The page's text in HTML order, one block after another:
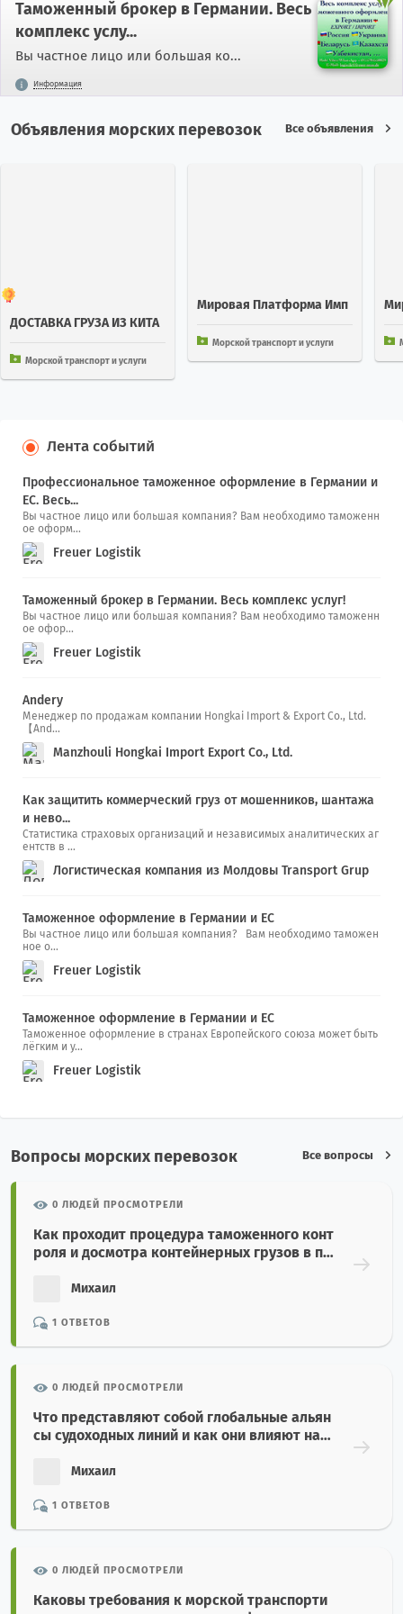
Таможенный брокер в Германии. Весь
комплекс услу...
Вы частное лицо или большая ко...
Информация
Объявления морских перевозок Все объявления
ДОСТАВКА ГРУЗА ИЗ КИТА
МПМорской транспорт и услуги
Мировая Платформа Имп
Морской транспорт и услуги
Лента событий
Профессиональное таможенное оформление в Германии и
ЕС. Весь...
Вы частное лицо или большая компания? Вам необходимо таможенн
ое оформ...
Freuer Logistik
Таможенный брокер в Германии. Весь комплекс услуг!
Вы частное лицо или большая компания? Вам необходимо таможенн
ое офор...
Freuer Logistik
Andery
Менеджер по продажам компании Hongkai Import & Export Co., Ltd.
【And...
Manzhouli Hongkai Import Export Co., Ltd.
Как защитить коммерческий груз от мошенников, шантажа
и нево...
Статистика страховых организаций и независимых аналитических аг
ентств в ...
Логистическая компания из Молдовы Transport Grup
Таможенное оформление в Германии и ЕС
Вы частное лицо или большая компания? Вам необходимо таможен
ное о...
Freuer Logistik
Таможенное оформление в Германии и ЕС
Таможенное оформление в странах Европейского союза может быть
лёгким и у...
Freuer Logistik
Вопросы морских перевозок Все вопросы
0 ЛЮДЕЙ ПРОСМОТРЕЛИ
Как проходит процедура таможенного конт
роля и досмотра контейнерных грузов в по
Михаил
1 ОТВЕТОВ
0 ЛЮДЕЙ ПРОСМОТРЕЛИ
Что представляют собой глобальные альян
сы судоходных линий и как они влияют на с
Михаил
1 ОТВЕТОВ
0 ЛЮДЕЙ ПРОСМОТРЕЛИ
Каковы требования к морской транспорти